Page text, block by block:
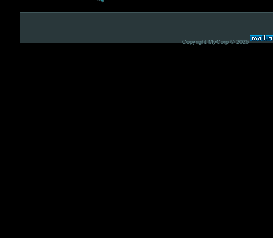
Copyright MyCorp © 2026